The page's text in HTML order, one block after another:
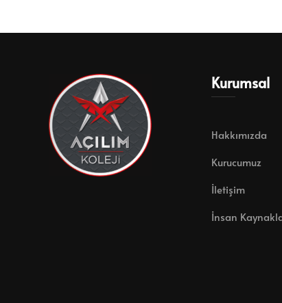
Kurumsal
Hakkımızda
Kurucumuz
İletişim
İnsan